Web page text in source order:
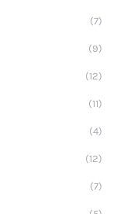
(7)
(9)
(12)
(11)
(4)
(12)
(7)